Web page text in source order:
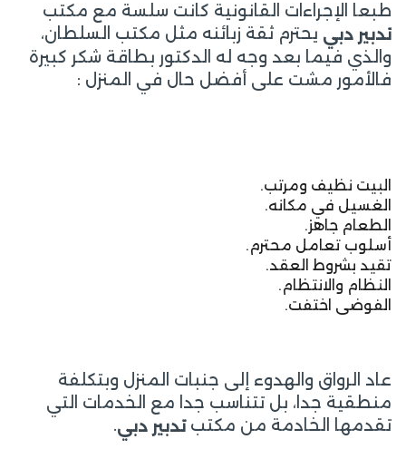
طبعا الإجراءات القانونية كانت سلسة مع مكتب
تدبير دبي يحترم ثقة زبائنه مثل مكتب السلطان،
والذي فيما بعد وجه له الدكتور بطاقة شكر كبيرة
فالأمور مشت على أفضل حال في المنزل :
البيت نظيف ومرتب.
الغسيل في مكانه.
الطعام جاهز.
أسلوب تعامل محترم.
تقيد بشروط العقد.
النظام والانتظام.
الفوضى اختفت.
عاد الرواق والهدوء إلى جنبات المنزل وبتكلفة
منطقية جدا، بل تتناسب جدا مع الخدمات التي
تقدمها الخادمة من مكتبتدبير دبي.